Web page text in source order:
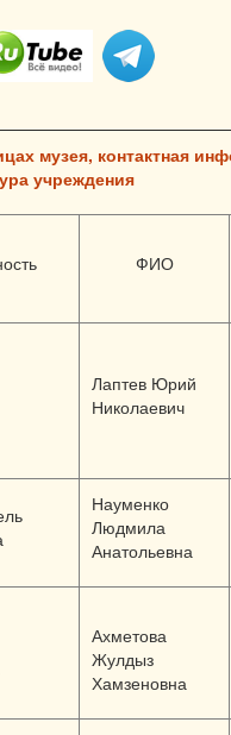
музея, контактная
учреждения
ФИО
Лаптев Юрий
Николаевич
Науменко
Людмила
Анатольевна
Ахметова
Жулдыз
Хамзеновна